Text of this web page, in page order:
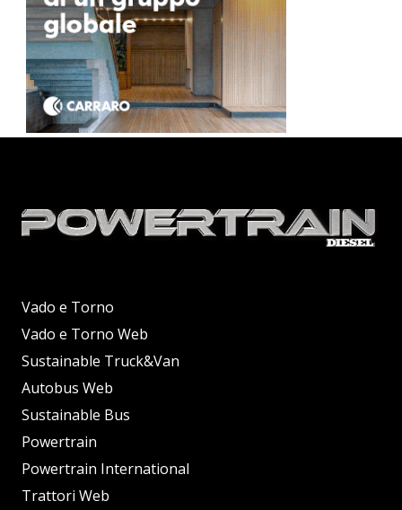
Vado e Torno
Vado e Torno Web
Sustainable Truck&Van
Autobus Web
Sustainable Bus
Powertrain
Powertrain International
Trattori Web